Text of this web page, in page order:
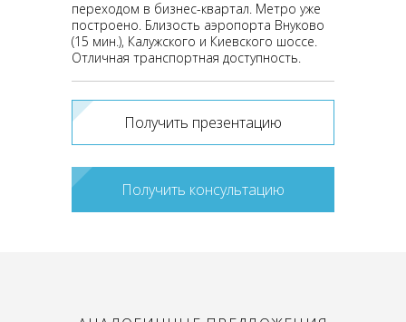
переходом в бизнес-квартал. Метро уже
построено. Близость аэропорта Внуково
(15 мин.), Калужского и Киевского шоссе.
Отличная транспортная доступность.
Получить презентацию
Получить консультацию